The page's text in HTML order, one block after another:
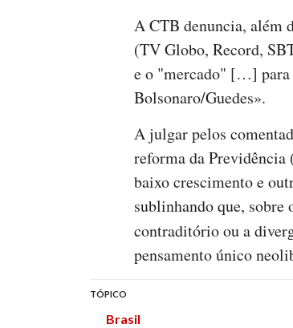
A CTB denuncia, além
(TV Globo, Record,
e o "mercado" […] para
Bolsonaro/Guedes».
A julgar pelos
reforma da Previdência
baixo crescimento e
sublinhando que, sobre
contraditório ou a
pensamento único
TÓPICO
Brasil